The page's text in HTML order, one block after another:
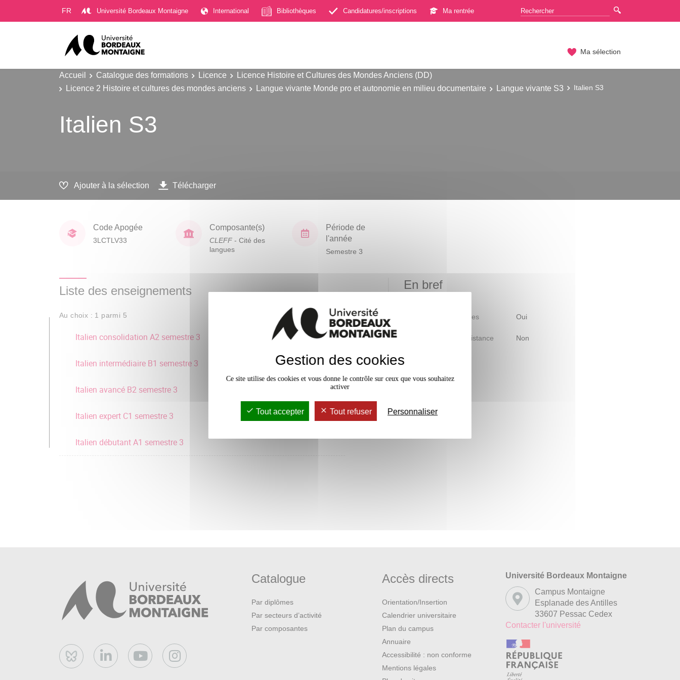
FR Université Bordeaux Montaigne International Bibliothèques Candidatures/inscriptions Ma rentrée
Ma sélection
Accueil Catalogue des formations Licence
Licence Histoire et Cultures des Mondes Anciens (DD)
Licence 2 Histoire et cultures des mondes anciens
Langue vivante Monde pro et autonomie en milieu documentaire Langue vivante S3 Italien S3
Italien S3
Ajouter à la sélection Télécharger
Code Apogée
3LCTLV33
Composante(s)
CLEFF - Cité des
langues
Période de
l'année
Semestre 3
Liste des enseignements
Au choix : 1 parmi 5
Italien consolidation A2 semestre 3
Italien intermédiaire B1 semestre 3
Italien avancé B2 semestre 3
Italien expert C1 semestre 3
Italien débutant A1 semestre 3
En bref
Mobilité d'études Oui
Accessible à distance Non
Bluesky
Catalogue
Par diplômes
Par secteurs d’activité
Par composantes
Accès directs
Orientation/Insertion
Calendrier universitaire
Plan du campus
Annuaire
Accessibilité : non conforme
Mentions légales
Université Bordeaux Montaigne
Campus Montaigne
Esplanade des Antilles
33607 Pessac Cedex
Contacter l'université
Gestion des cookies
Ce site utilise des cookies et vous donne le contrôle sur ceux que vous souhaitez
activer
Tout accepter Tout refuser Personnaliser